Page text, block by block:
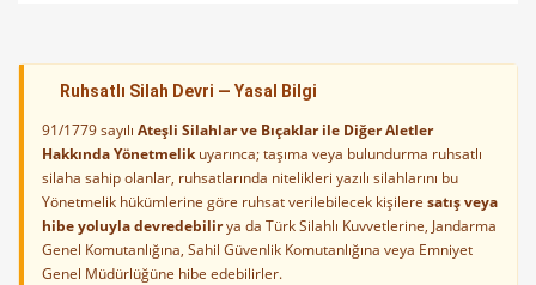
Ruhsatlı Silah Devri — Yasal Bilgi
91/1779 sayılı Ateşli Silahlar ve Bıçaklar ile Diğer Aletler
Hakkında Yönetmelikuyarınca; taşıma veya bulundurma ruhsatlı
silaha sahip olanlar, ruhsatlarında nitelikleri yazılı silahlarını bu
Yönetmelik hükümlerine göre ruhsat verilebilecek kişilere satış veya
hibe yoluyla devredebilirya da Türk Silahlı Kuvvetlerine, Jandarma
Genel Komutanlığına, Sahil Güvenlik Komutanlığına veya Emniyet
Genel Müdürlüğüne hibe edebilirler.